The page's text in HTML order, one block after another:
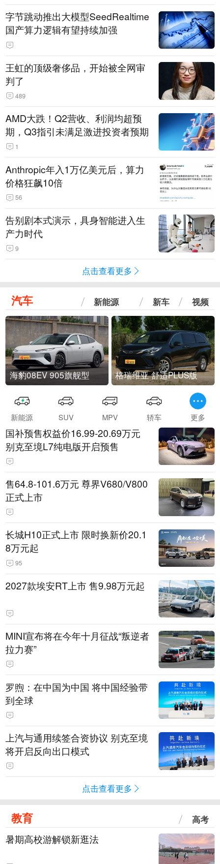
字节跳动推出大模型SeedRealtime
国产算力逻辑有望持续加强
王虹的顶级奢侈品，开始被全网审
判了
489
AMD大跌！Q2营收、利润均超预
期，Q3指引未满足激进投资者预期
1
Anthropic年入1万亿美元后，算力
价格狂飙10倍
56
告别剧本式演示，具身智能进入生
产力时代
9
点击查看更多
汽车 新能源 新车 视频
海豹08EV 905旗舰型 格瑞维亚 舒适PLUS版
新能源 SUV MPV 轿车 更多
国补预售权益价16.99-20.69万元
别克至境L7纯电版开启预售
售64.8-101.6万元 尊界V680/V800
正式上市
长城H10正式上市 限时换新价20.1
8万元起
95
2027款埃安RT上市 售9.98万元起
MINI宣布将在今年十月征战“叛逆者
拉力赛”
罗煦：在中国为中国 将中国经验带
到全球
上汽与通用续签合资协议 别克至境
将开启反向出口模式
点击查看更多
教育 高考
暑期高校游解锁新逛法